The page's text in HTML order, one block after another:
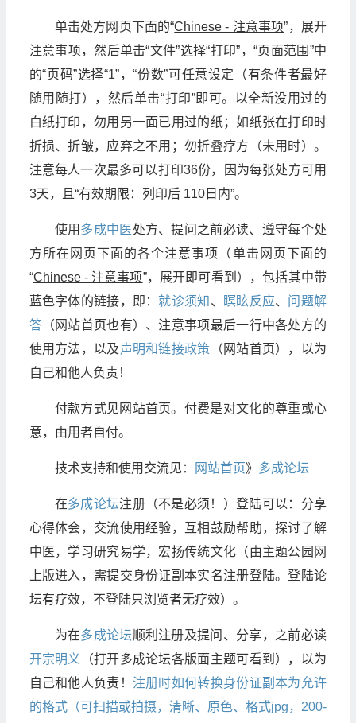
单击处方网页下面的“Chinese - 注意事项”，展开
注意事项，然后单击“文件”选择“打印”，“页面范围”中
的“页码”选择“1”，“份数”可任意设定（有条件者最好
随用随打），然后单击“打印”即可。以全新没用过的
白纸打印，勿用另一面已用过的纸；如纸张在打印时
折损、折皱，应弃之不用；勿折叠疗方（未用时）。
注意每人一次最多可以打印36份，因为每张处方可用
3天，且“有效期限：列印后 110日内”。
使用 多成中医处方、提问之前必读、遵守每个处
方所在网页下面的各个注意事项（单击网页下面的
“Chinese - 注意事项”，展开即可看到），包括其中带
蓝色字体的链接，即：就诊须知 、 瞑眩反应、 问题解
答（网站首页也有）、注意事项最后一行中各处方的
使用方法，以及声明和链接政策 （网站首页），以为
自己和他人负责！
付款方式见网站首页。付费是对文化的尊重或心
意，由用者自付。
技术支持和使用交流见： 网站首页》 多成论坛
在多成论坛注册（不是必须！）登陆可以：分享
心得体会，交流使用经验，互相鼓励帮助，探讨了解
中医，学习研究易学，宏扬传统文化（由主题公园网
上版进入，需提交身份证副本实名注册登陆。登陆论
坛有疗效，不登陆只浏览者无疗效）。
为在多成论坛顺利注册及提问、分享，之前必读
开宗明义
（打开多成论坛各版面主题可看到），以为
自己和他人负责！ 注册时如何转换身份证副本为允许
的格式（可扫描或拍摄，清晰、原色、格式jpg，200-